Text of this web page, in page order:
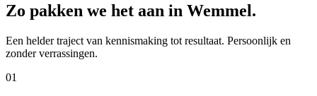
Zo pakken we het aan in Wemmel.
Een helder traject van kennismaking tot resultaat. Persoonlijk en
zonder verrassingen.
01